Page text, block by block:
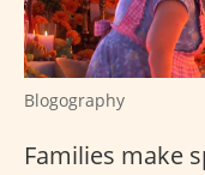
Blogography
Families make